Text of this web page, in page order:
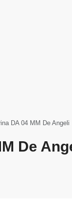
DA 04 MM De Angeli
De